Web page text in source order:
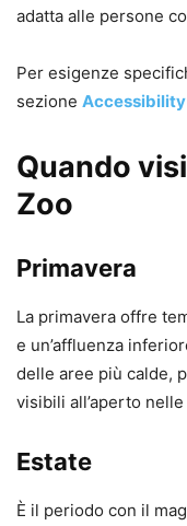
adatta alle persone
Per esigenze
sezione Accessibility
Quando
Zoo
Primavera
La primavera offre
e un’affluenza
delle aree più calde,
visibili all’aperto
Estate
È il periodo con il